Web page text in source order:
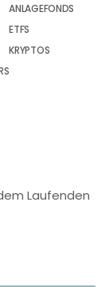
ANLAGEFONDS
ETFS
KRYPTOS
Laufenden